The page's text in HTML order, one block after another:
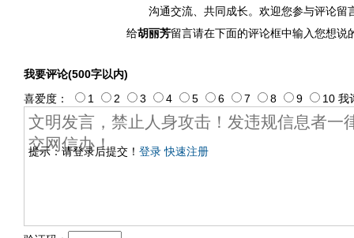
沟通交流、共同成长。欢迎您参与评论留
给胡丽芳留言请在下面的评论框中输入您想说
我要评论(500字以内)
提示：请登录后提交！ 登录 快速注册
喜爱度： 1 2 3 4 5 6 7 8 9 10 我